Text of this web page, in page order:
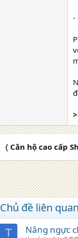
-
〈 Căn hộ cao cấp
Chủ đề liên quan
T Nâng ngực